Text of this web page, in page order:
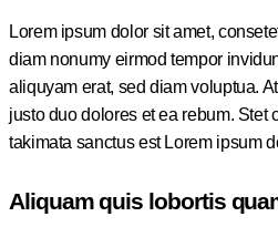
Lorem ipsum dolor sit amet,
diam nonumy eirmod tempor
aliquyam erat, sed diam voluptua.
justo duo dolores et ea rebum. Stet
takimata sanctus est Lorem ipsum
Aliquam quis lobortis